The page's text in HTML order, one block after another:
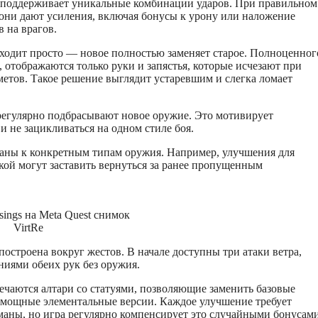
уникальные комбинации ударов. При правильном
дают усиления, включая бонусы к урону или наложение
на врагов.
просто — новое полностью заменяет старое.
отображаются только руки и запястья, которые исчезают при
Такое решение выглядит устаревшим и слегка ломает
подбрасывают новое оружие. Это мотивирует
не зацикливаться на одном стиле боя.
к конкретным типам оружия. Например, улучшения для
могут заставить вернуться за ранее пропущенным
на Meta Quest снимок
VirtRe
вокруг жестов. В начале доступны три атаки ветра,
обеих рук без оружия.
алтари со статуями, позволяющие заменить базовые
элементальные версии. Каждое улучшение требует
но игра регулярно компенсирует это случайными